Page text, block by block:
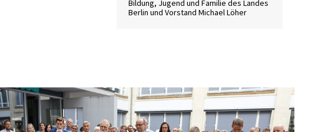
Bildung, Jugend und Familie des Landes
Berlin und Vorstand Michael Löher